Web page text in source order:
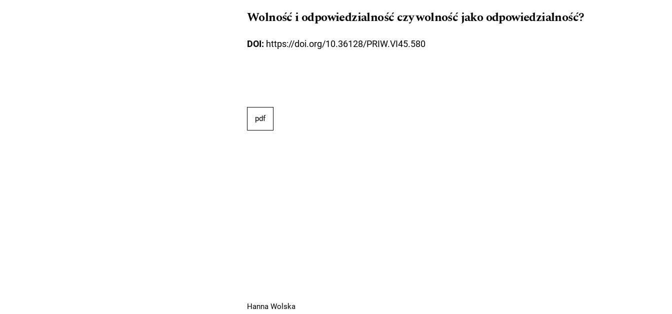
Wolność i odpowiedzialność czy wolność jako odpowiedzialność?
DOI: https://doi.org/10.36128/PRIW.VI45.580
pdf
Hanna Wolska